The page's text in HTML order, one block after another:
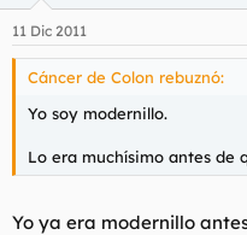
11 Dic 2011
Cáncer de Colon rebuznó:
Yo soy modernillo.
Lo era muchísimo antes de
Yo ya era modernillo